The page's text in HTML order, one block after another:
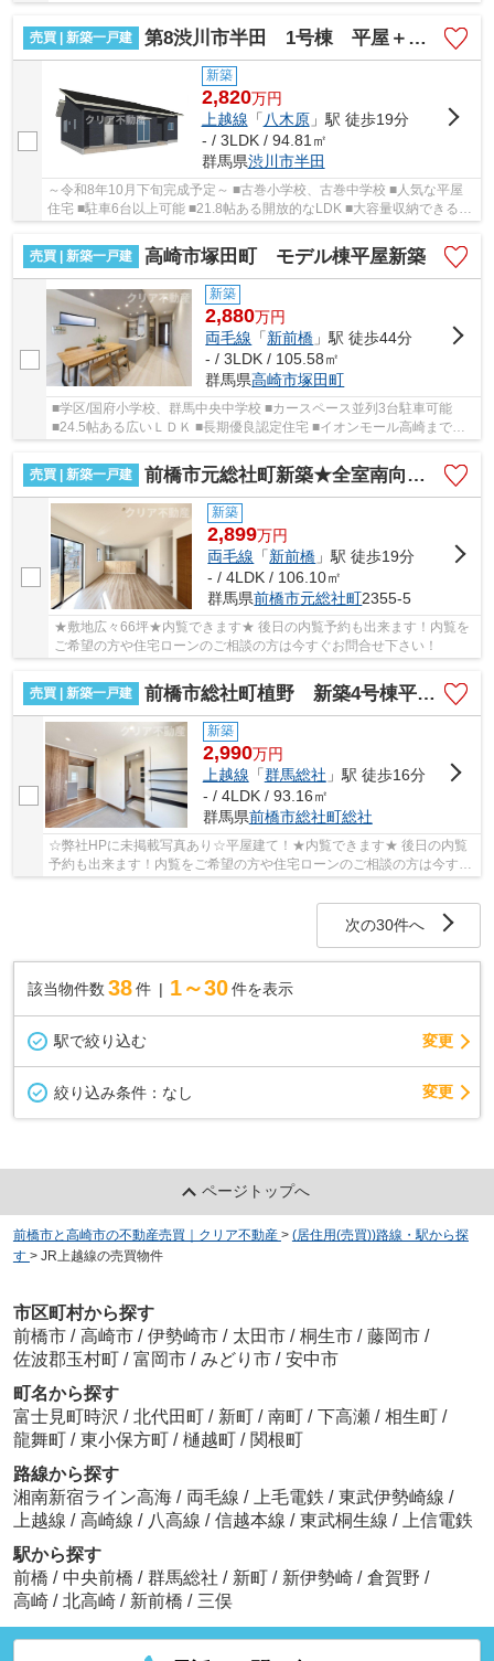
売買 | 新築一戸建 第8渋川市半田 1号棟 平屋＋太陽光♪
新築
2,820万円
上越線 「八木原」駅 徒歩19分
- / 3LDK / 94.81㎡
群馬県渋川市半田
～令和8年10月下旬完成予定～ ■古巻小学校、古巻中学校 ■人気な平屋
住宅 ■駐車6台以上可能 ■21.8帖ある開放的なLDK ■大容量収納できる
売買 | 新築一戸建
高崎市塚田町 モデル棟平屋新築
新築
2,880万円
両毛線 「新前橋 」駅 徒歩44分
- / 3LDK / 105.58㎡
群馬県高崎市塚田町
■学区/国府小学校、群馬中央中学校 ■カースペース並列3台駐車可能
■24.5帖ある広いＬＤＫ ■長期優良認定住宅 ■イオンモール高崎まで徒
売買 | 新築一戸建
前橋市元総社町新築★全室南向き★
新築
2,899万円
両毛線 「新前橋 」駅 徒歩19分
- / 4LDK / 106.10㎡
群馬県前橋市元総社町2355-5
★敷地広々66坪★内覧できます★ 後日の内覧予約も出来ます！内覧を
ご希望の方や住宅ローンのご相談の方は今すぐお問合せ下さい！
売買 | 新築一戸建 前橋市総社町植野 新築4号棟平屋建て＋6.2帖土間付き！
新築
2,990万円
上越線 「群馬総社 」駅 徒歩16分
- / 4LDK / 93.16㎡
群馬県前橋市総社町総社
☆弊社HPに未掲載写真あり☆平屋建て！★内覧できます★ 後日の内覧
予約も出来ます！内覧をご希望の方や住宅ローンのご相談の方は今すぐ
次の30件へ
該当物件数 38件 1～30 件を表示
駅で絞り込む 変更
絞り込み条件： なし 変更
ページトップへ
前橋市と高崎市の不動産売買｜クリア不動産 > (居住用(売買))路線・駅から探
す > JR上越線の売買物件
市区町村から探す
前橋市 / 高崎市 / 伊勢崎市 / 太田市 / 桐生市 / 藤岡市 /
佐波郡玉村町 / 富岡市 / みどり市 / 安中市
町名から探す
富士見町時沢 / 北代田町 / 新町 / 南町 / 下高瀬 / 相生町 /
龍舞町 / 東小保方町 / 樋越町 / 関根町
路線から探す
湘南新宿ライン高海 / 両毛線 / 上毛電鉄 / 東武伊勢崎線 /
上越線 / 高崎線 / 八高線 / 信越本線 / 東武桐生線 /
上信電鉄
駅から探す
前橋 / 中央前橋 / 群馬総社 / 新町 / 新伊勢崎 / 倉賀野 /
高崎 / 北高崎 / 新前橋 / 三俣